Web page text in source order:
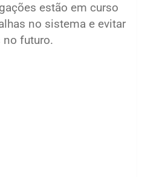
estão em curso
no sistema e evitar
no futuro.